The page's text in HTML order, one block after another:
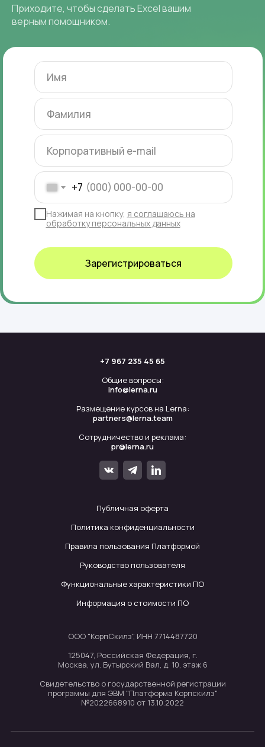
Приходите, чтобы сделать Excel вашим
верным помощником.
+7
Нажимая на кнопку, я соглашаюсь на
обработку персональных данных
Зарегистрироваться
Общие вопросы:
info@lerna.ru
+7 967 235 45 65
Публичная оферта
ООО "КорпСкилз", ИНН 7714487720
Политика конфиденциальности
125047, Российская Федерация, г.
Москва, ул. Бутырский Вал, д. 10, этаж 6
Правила пользования Платформой
Свидетельство о государственной регистрации
программы для ЭВМ "Платформа Корпскилз"
№2022668910 от 13.10.2022
Руководство пользователя
Функциональные характеристики ПО
Информация о стоимости ПО
Размещение курсов на Lerna:
partners@lerna.team
Сотрудничество и реклама:
pr@lerna.ru